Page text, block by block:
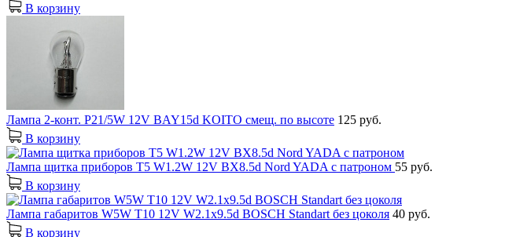
В корзину
Лампа 2-конт. P21/5W 12V BAY15d KOITO смещ. по высоте 125 руб.
В корзину
Лампа щитка приборов T5 W1.2W 12V BX8.5d Nord YADA с патроном 55 руб.
В корзину
Лампа габаритов W5W T10 12V W2.1x9.5d BOSCH Standart без цоколя 40 руб.
В корзину